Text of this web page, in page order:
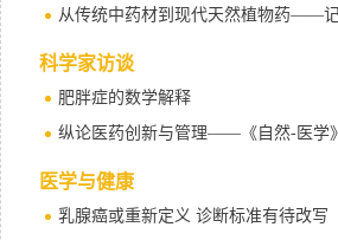
科学家访谈
肥胖症的数学解释
纵论医药创新与管理——《自然-医学
医学与健康
乳腺癌或重新定义 诊断标准有待改写